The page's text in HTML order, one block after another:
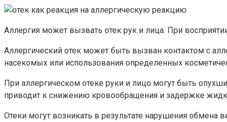
Аллергия может вызвать отек рук и лица. При
Аллергический отек может быть вызван контактом с
насекомых или использования определенных
При аллергическом отеке руки и лицо могут быть
приводит к снижению кровообращения и задержке
Отеки могут возникать в результате нарушения